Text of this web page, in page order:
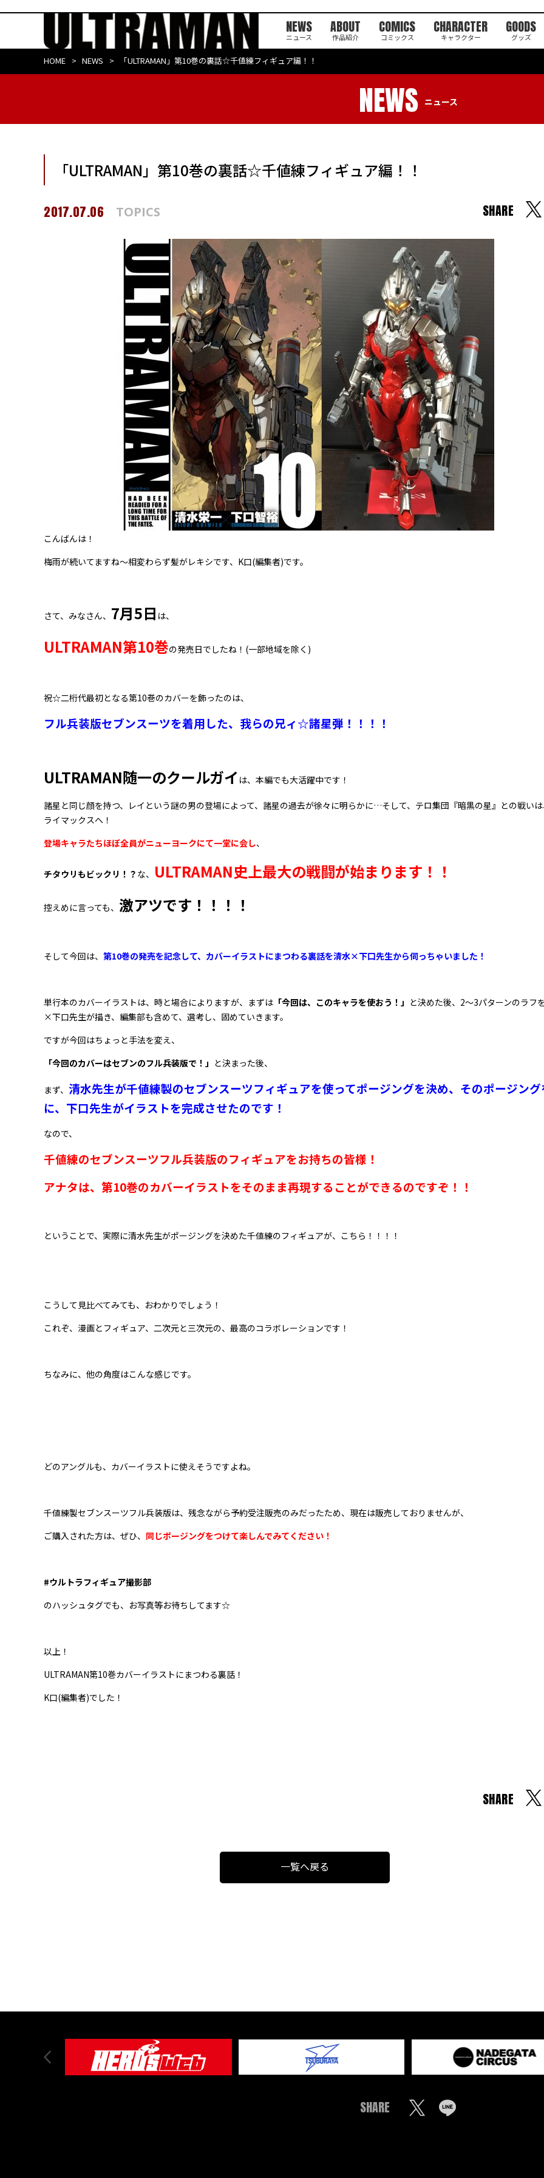
NEWS
ニュース
ABOUT
作品紹介
COMICS
コミックス
CHARACTER
キャラクター
GOODS
グッズ
HOME NEWS 「ULTRAMAN」第10巻の裏話☆千値練フィギュア編！！
NEWS ニュース
「ULTRAMAN」第10巻の裏話☆千値練フィギュア編！！
2017.07.06 TOPICS SHARE
こんばんは！
梅雨が続いてますね～相変わらず髪がレキシです、K口(編集者)です。
さて、みなさん、 7月5日 は、
ULTRAMAN第10巻の発売日でしたね！(一部地域を除く)
祝☆二桁代最初となる第10巻のカバーを飾ったのは、
フル兵装版セブンスーツを着用した、我らの兄ィ☆諸星弾！！！！
ULTRAMAN随一のクールガイ は、本編でも大活躍中です！
諸星と同じ顔を持つ、レイという謎の男の登場によって、諸星の過去が徐々に明らかに…そして、テロ集団『暗黒の星』との戦い
ライマックスへ！
登場キャラたちほぼ全員がニューヨークにて一堂に会し、
チタウリもビックリ！？ な、 ULTRAMAN史上最大の戦闘が始まります！！
控えめに言っても、 激アツです！！！！
そして今回は、 第10巻の発売を記念して、カバーイラストにまつわる裏話を清水×下口先生から伺っちゃいました！
単行本のカバーイラストは、時と場合によりますが、まずは 「今回は、このキャラを使おう！」 と決めた後、2～3パターンのラフ
×下口先生が描き、編集部も含めて、選考し、固めていきます。
ですが今回はちょっと手法を変え、
「今回のカバーはセブンのフル兵装版で！」 と決まった後、
まず、 清水先生が千値練製のセブンスーツフィギュアを使ってポージングを決め、 そのポージン
に、下口先生がイラストを完成させたのです！
なので、
千値練のセブンスーツフル兵装版のフィギュアをお持ちの皆様！
アナタは、第10巻のカバーイラストをそのまま再現することができるのですぞ！！
ということで、実際に清水先生がポージングを決めた千値練のフィギュアが、こちら！！！！
こうして見比べてみても、おわかりでしょう！
これぞ、漫画とフィギュア、二次元と三次元の、最高のコラボレーションです！
ちなみに、他の角度はこんな感じです。
どのアングルも、カバーイラストに使えそうですよね。
千値練製セブンスーツフル兵装版は、残念ながら予約受注販売のみだったため、現在は販売しておりませんが、
ご購入された方は、ぜひ、 同じポージングをつけて楽しんでみてください！
#ウルトラフィギュア撮影部
のハッシュタグでも、お写真等お待ちしてます☆
以上！
ULTRAMAN第10巻カバーイラストにまつわる裏話！
K口(編集者)でした！
SHARE
一覧へ戻る
SHARE